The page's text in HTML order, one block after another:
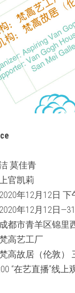
莫佳青
官凯莉
年12月12日 下
年12月12日
都市青羊区锦里
高艺工厂
高故居（伦敦）
“在艺直播”线上